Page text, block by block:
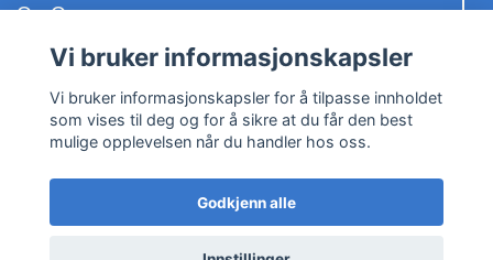
Om Oss
Les mer
© 2026 BayTech
Vi bruker informasjonskapsler
Vi bruker informasjonskapsler for å tilpasse innholdet
som vises til deg og for å sikre at du får den best
mulige opplevelsen når du handler hos oss.
Godkjenn alle